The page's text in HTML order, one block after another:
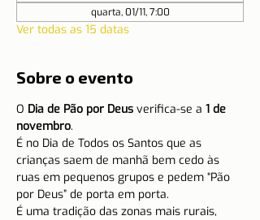
quarta, 01/11, 7:00
Ver todas as 15 datas
Sobre o evento
O Dia de Pão por Deus verifica-se a 1 de
novembro.
É no Dia de Todos os Santos que as
crianças saem de manhã bem cedo às
ruas em pequenos grupos e pedem “Pão
por Deus” de porta em porta.
É uma tradição das zonas mais rurais,